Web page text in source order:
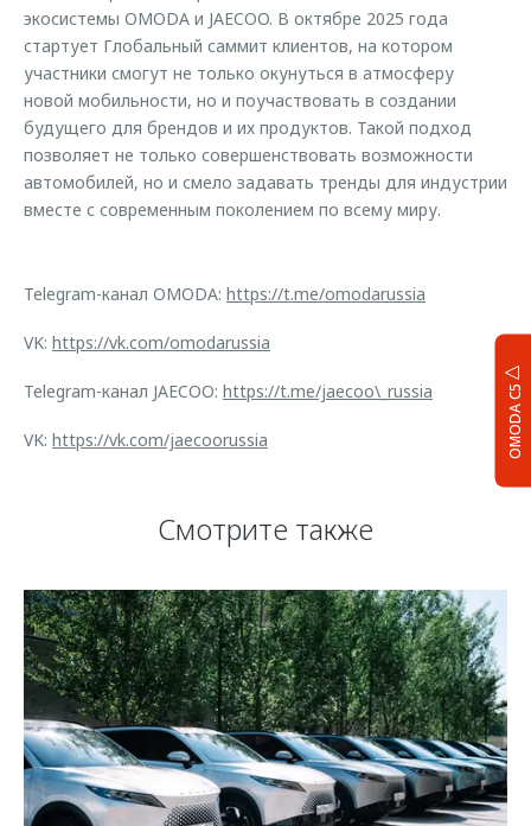
OMODA C5
экосистемы OMODA и JAECOO. В октябре 2025 года
стартует Глобальный саммит клиентов, на котором
участники смогут не только окунуться в атмосферу
новой мобильности, но и поучаствовать в создании
будущего для брендов и их продуктов. Такой подход
позволяет не только совершенствовать возможности
автомобилей, но и смело задавать тренды для индустрии
вместе с современным поколением по всему миру.
Telegram-канал OMODA: https://t.me/omodarussia
VK: https://vk.com/omodarussia
Telegram-канал JAECOO: https://t.me/jaecoo\_russia
VK: https://vk.com/jaecoorussia
Смотрите также